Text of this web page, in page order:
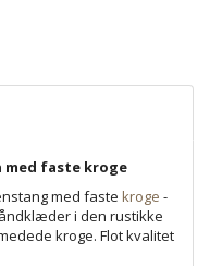
med faste kroge
med faste kroge -
i den rustikke
kroge. Flot kvalitet